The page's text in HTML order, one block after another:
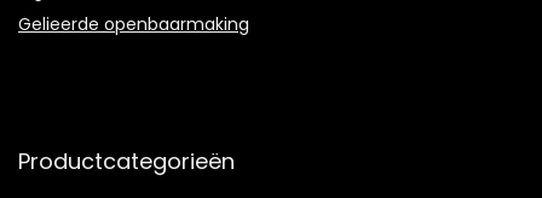
Gelieerde openbaarmaking
Productcategorieën